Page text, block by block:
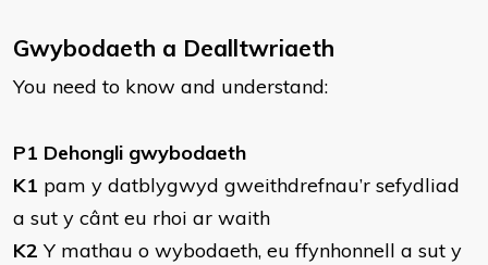
Gwybodaeth a Dealltwriaeth
You need to know and understand:
P1 Dehongli gwybodaeth
K1 pam y datblygwyd gweithdrefnau’r sefydliad
a sut y cânt eu rhoi ar waith
K2 Y mathau o wybodaeth, eu ffynhonnell a sut y